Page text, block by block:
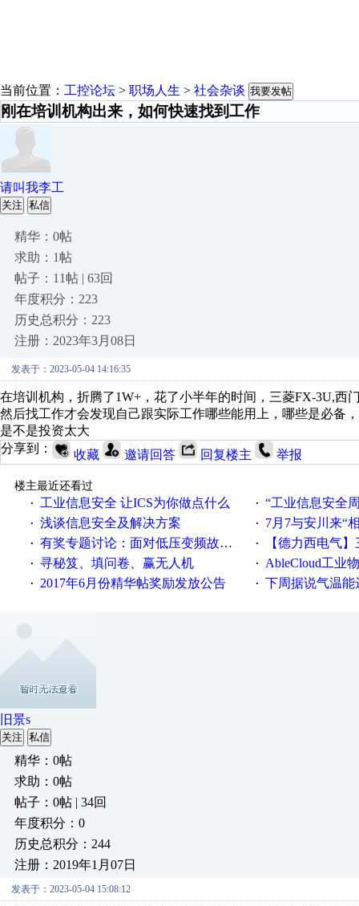
当前位置： 工控论坛 > 职场人生 > 社会杂谈 我要发帖
刚在培训机构出来，如何快速找到工作
请叫我李工
关注 私信
精华：0帖
求助：1帖
帖子：11帖 | 63回
年度积分：223
历史总积分：223
注册：2023年3月08日
发表于：2023-05-04 14:16:35
在培训机构，折腾了1W+，花了小半年的时间，三菱FX-3U,西门
然后找工作才会发现自己跟实际工作哪些能用上，哪些是必备
是不是投资太大
分享到：
收藏 邀请回答 回复楼主 举报
楼主最近还看过
·
工业信息安全 让ICS为你做点什么 · “工业信息安全周之我见”
· 浅谈信息安全及解决方案 · 7月7与安川来“
· 有奖专题讨论：面对低压变频故障，老手是这样解决的！ · 【德力西电气】三
· 寻秘笈、填问卷、赢无人机 · AbleCloud工业物联
· 2017年6月份精华帖奖励发放公告 · 下周据说气温能
旧景s
关注 私信
精华：0帖
求助：0帖
帖子：0帖 | 34回
年度积分：0
历史总积分：244
注册：2019年1月07日
发表于：2023-05-04 15:08:12